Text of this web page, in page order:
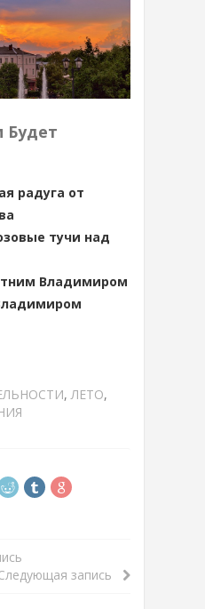
Будет
радуга от
тучи над
Владимиром
,ЛЕТО,
запись